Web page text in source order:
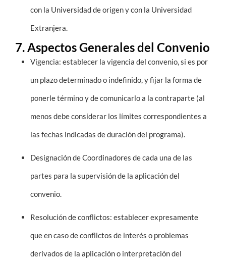
con la Universidad de origen y con la Universidad
Extranjera.
7. Aspectos Generales del Convenio
Vigencia: establecer la vigencia del convenio, si es por
un plazo determinado o indefinido, y fijar la forma de
ponerle término y de comunicarlo a la contraparte (al
menos debe considerar los límites correspondientes a
las fechas indicadas de duración del programa).
Designación de Coordinadores de cada una de las
partes para la supervisión de la aplicación del
convenio.
Resolución de conflictos: establecer expresamente
que en caso de conflictos de interés o problemas
derivados de la aplicación o interpretación del